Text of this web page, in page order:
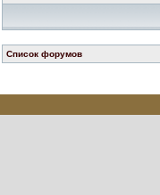
Список форумов